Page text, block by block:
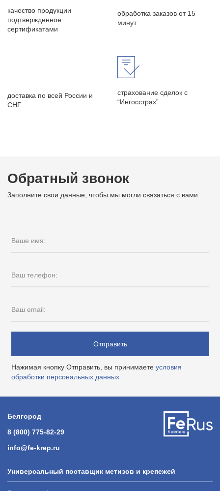
качество продукции
подтвержденное
сертификатами
обработка заказов от 15
минут
доставка по всей России и
СНГ
страхование сделок с
“Ингосстрах”
Обратный звонок
Заполните свои данные, чтобы мы могли связаться с вами
Ваше имя:
Ваш телефон:
Ваш email:
Отправить
Нажимая кнопку Отправить, вы принимаете условия
обработки персональных данных
Белгород
8 (800) 775-82-29
info@fe-krep.ru
Универсальный поставщик метизов и крепежей